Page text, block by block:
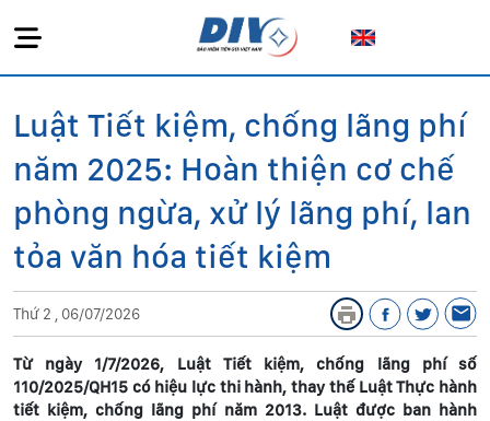
Luật Tiết kiệm, chống lãng phí
năm 2025: Hoàn thiện cơ chế
phòng ngừa, xử lý lãng phí, lan
tỏa văn hóa tiết kiệm
Thứ 2 , 06/07/2026
Từ ngày 1/7/2026, Luật Tiết kiệm, chống lãng phí số
110/2025/QH15 có hiệu lực thi hành, thay thế Luật Thực hành
tiết kiệm, chống lãng phí năm 2013. Luật được ban hành